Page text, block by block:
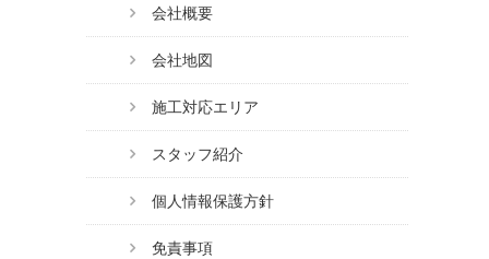
会社概要
会社地図
施工対応エリア
スタッフ紹介
個人情報保護方針
免責事項